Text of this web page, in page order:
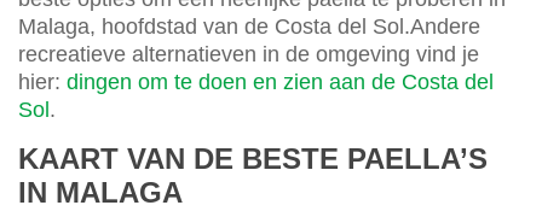
Malaga, hoofdstad van de Costa del Sol.Andere
recreatieve alternatieven in de omgeving vind je
hier: dingen om te doen en zien aan de Costa del
Sol .
KAART VAN DE BESTE PAELLA’S
IN MALAGA